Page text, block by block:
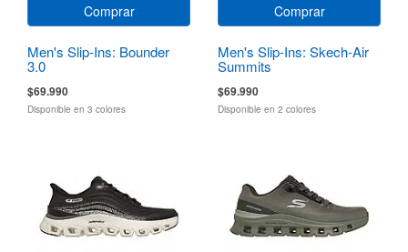
Comprar
Men's Slip-Ins: Bounder
3.0
$69.990
Disponible en 3 colores
Comprar
Men's Slip-Ins: Skech-Air
Summits
$69.990
Disponible en 2 colores